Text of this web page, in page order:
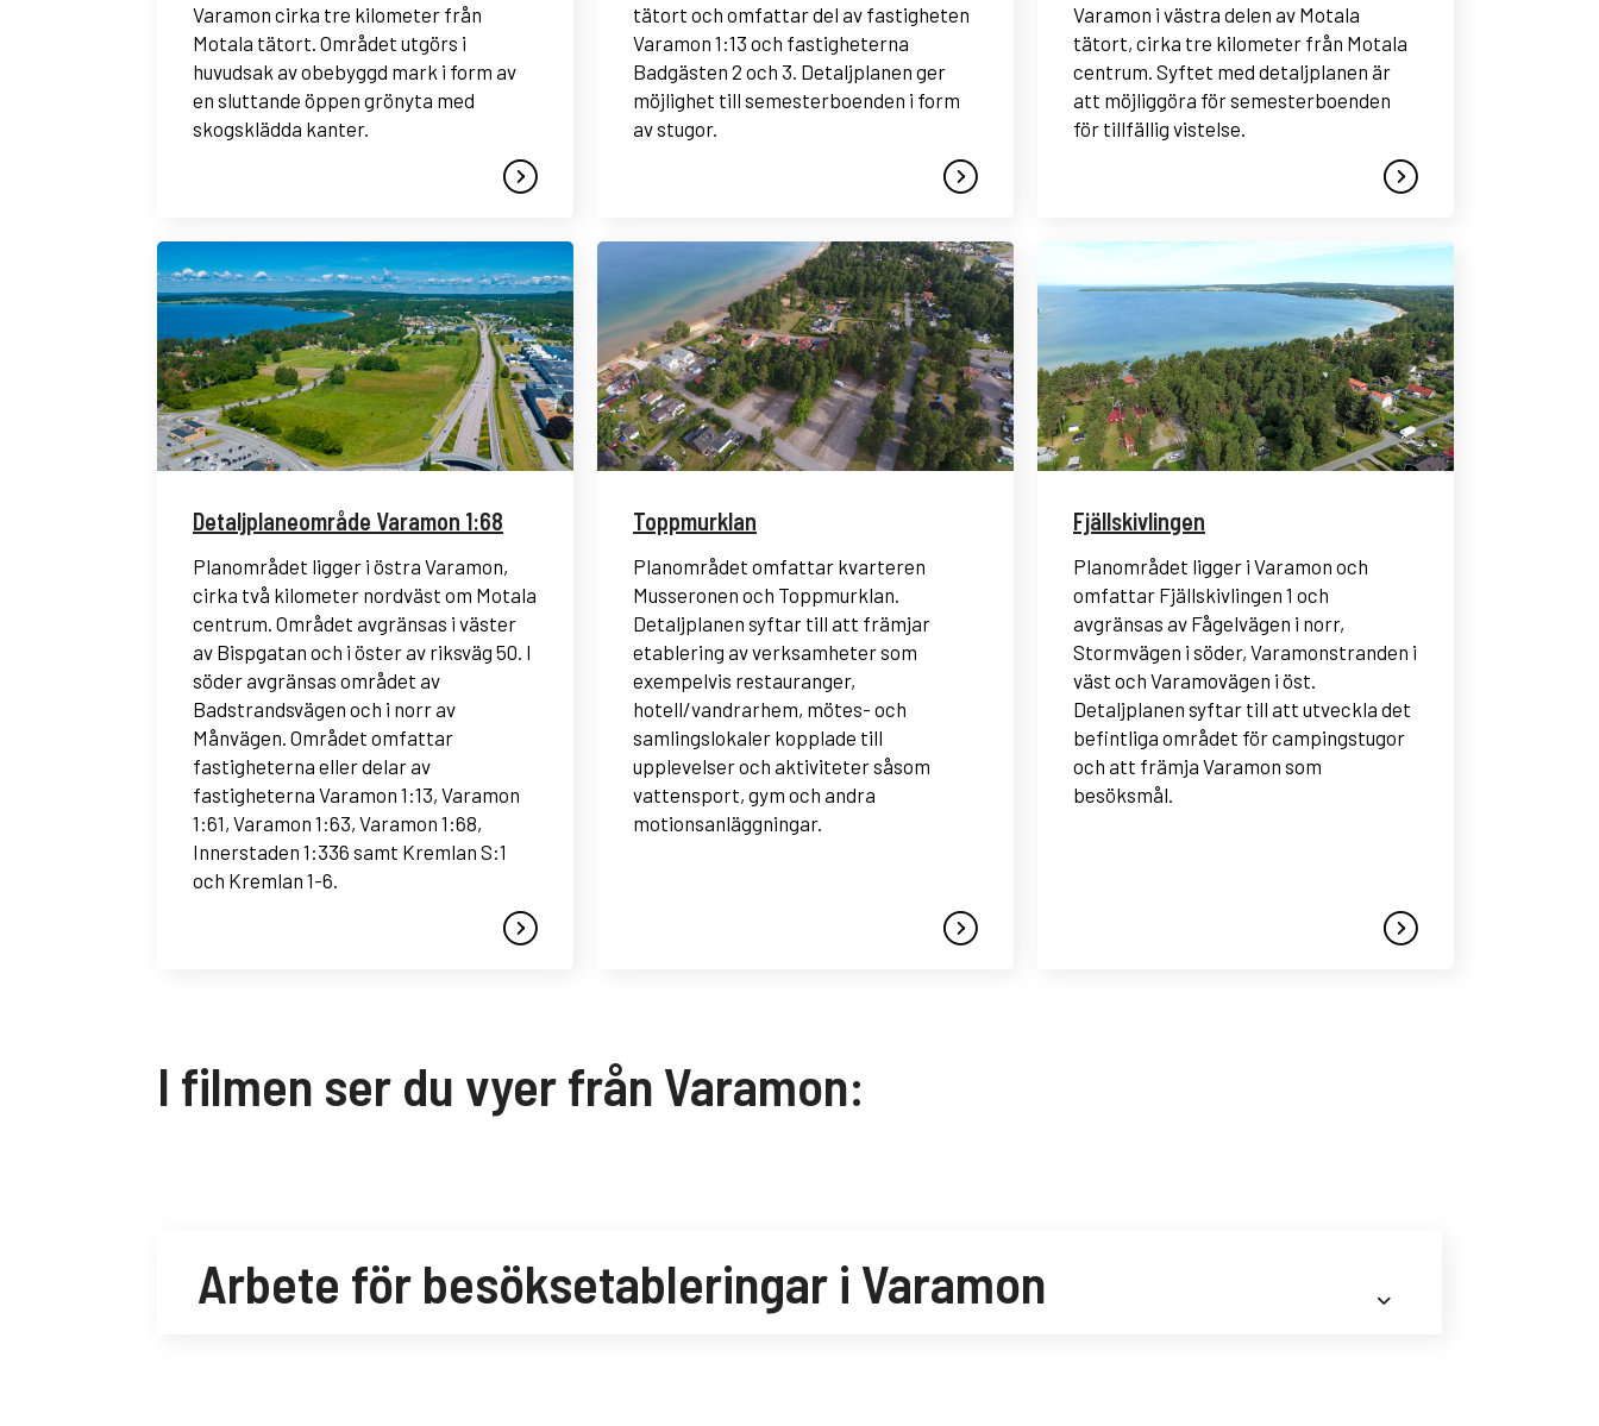
Varamon cirka tre kilometer från
Motala tätort. Området utgörs i
huvudsak av obebyggd mark i form av
en sluttande öppen grönyta med
skogsklädda kanter.
tätort och omfattar del av fastigheten
Varamon 1:13 och fastigheterna
Badgästen 2 och 3. Detaljplanen ger
möjlighet till semesterboenden i form
av stugor.
Varamon i västra delen av Motala
tätort, cirka tre kilometer från Motala
centrum. Syftet med detaljplanen är
att möjliggöra för semesterboenden
för tillfällig vistelse.
Detaljplaneområde Varamon 1:68
Planområdet ligger i östra Varamon,
cirka två kilometer nordväst om Motala
centrum. Området avgränsas i väster
av Bispgatan och i öster av riksväg 50. I
söder avgränsas området av
Badstrandsvägen och i norr av
Månvägen. Området omfattar
fastigheterna eller delar av
fastigheterna Varamon 1:13, Varamon
1:61, Varamon 1:63, Varamon 1:68,
Innerstaden 1:336 samt Kremlan S:1
och Kremlan 1-6.
Toppmurklan
Planområdet omfattar kvarteren
Musseronen och Toppmurklan.
Detaljplanen syftar till att främjar
etablering av verksamheter som
exempelvis restauranger,
hotell/vandrarhem, mötes- och
samlingslokaler kopplade till
upplevelser och aktiviteter såsom
vattensport, gym och andra
motionsanläggningar.
Fjällskivlingen
Planområdet ligger i Varamon och
omfattar Fjällskivlingen 1 och
avgränsas av Fågelvägen i norr,
Stormvägen i söder, Varamonstranden i
väst och Varamovägen i öst.
Detaljplanen syftar till att utveckla det
befintliga området för campingstugor
och att främja Varamon som
besöksmål.
I filmen ser du vyer från Varamon:
Arbete för besöksetableringar i Varamon